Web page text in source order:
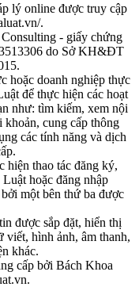
lý online được truy cập
.
- giấy chứng
do Sở KH&ĐT
hoặc doanh nghiệp thực
để thực hiện các hoạt
như: tìm kiếm, xem nội
cung cấp thông
các tính năng và dịch
hiện thao tác đăng ký,
hoặc đăng nhập
một bên thứ ba được
được sắp đặt, hiển thị
hình ảnh, âm thanh,
khác.
cấp bởi Bách Khoa